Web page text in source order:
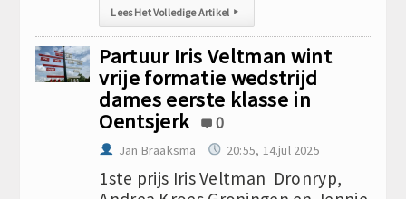
Lees Het Volledige Artikel ▸
Partuur Iris Veltman wint
vrije formatie wedstrijd
dames eerste klasse in
Oentsjerk
0
Jan Braaksma 20:55, 14.jul 2025
1ste prijs Iris Veltman Dronryp,